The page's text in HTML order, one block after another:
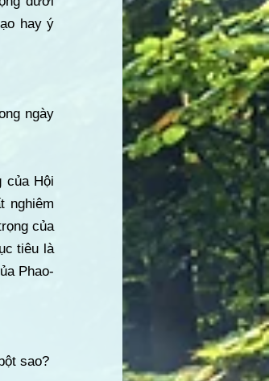
hay ý
ngày
của Hội
nghiêm
của
tiêu là
Phao-
sao?